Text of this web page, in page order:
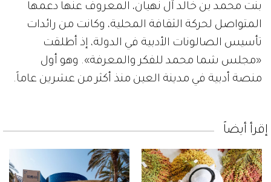
بنت محمد بن خالد آل نهيان، المعروف عنها دعمها
المتواصل لحركة الثقافة المحلية، وكانت من رائدات
تأسيس الصالونات الأدبية في الدولة، إذ أطلقت
«مجلس شما محمد للفكر والمعرفة». وهو أول
منصة أدبية في مدينة العين منذ أكثر من عشرين عاماً.
إقرأ أيضاً